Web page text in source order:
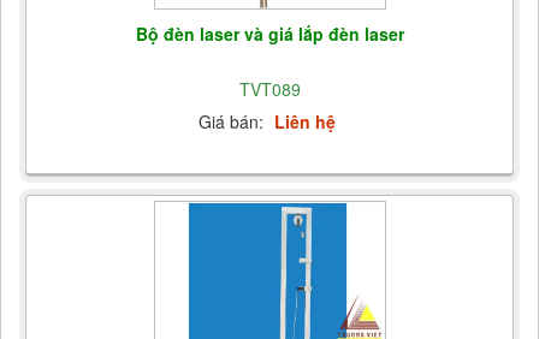
Bộ đèn laser và giá lắp đèn laser
TVT089
Giá bán: Liên hệ